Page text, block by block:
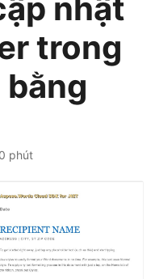
nhật
trong
phút